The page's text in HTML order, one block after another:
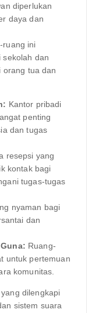
diperlukan
daya dan
ruang ini
sekolah dan
orang tua dan
Kantor pribadi
penting
dan tugas
resepsi yang
kontak bagi
tugas-tugas
nyaman bagi
dan
Ruang-
untuk pertemuan
komunitas.
dilengkapi
sistem suara